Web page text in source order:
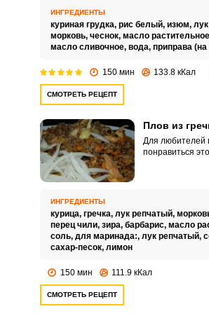
из белого риса
изюмом.
ИНГРЕДИЕНТЫ
куриная грудка, рис белый, изюм,
морковь, чеснок, масло
масло сливочное, вода, приправа
150 мин 133.8 кКал
СМОТРЕТЬ РЕЦЕПТ
Плов из
Для любителей
понравиться
ИНГРЕДИЕНТЫ
курица, гречка, лук репчатый,
перец чили, зира, барбарис, масло
соль, для маринада:, лук репчатый,
сахар-песок, лимон
150 мин 111.9 кКал
СМОТРЕТЬ РЕЦЕПТ
Запомнить меня
ЕЩЕ НЕ
Забыли пароль?